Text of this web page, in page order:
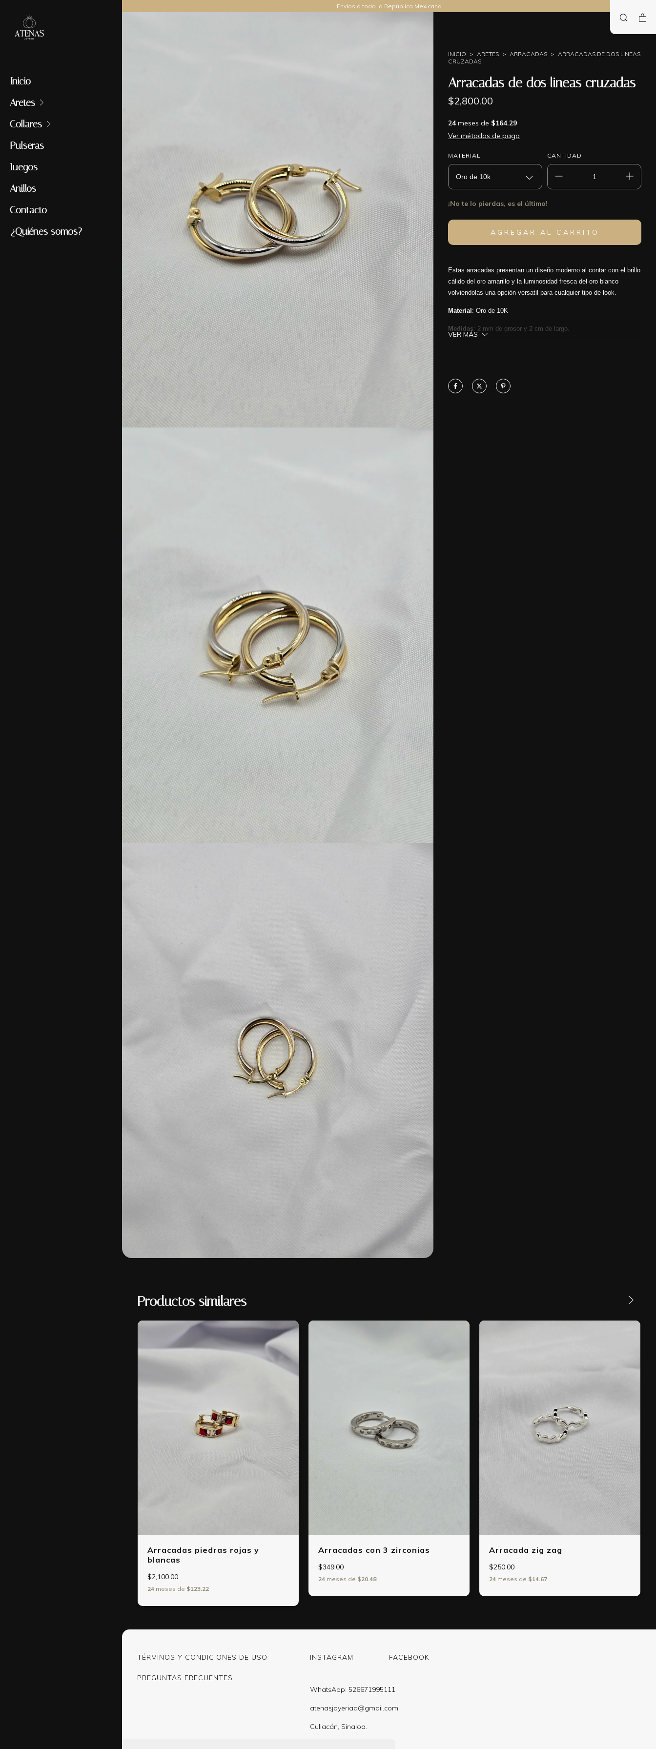
Inicio
Aretes
Collares
Pulseras
Juegos
Anillos
Contacto
¿Quiénes somos?
Envíos a toda la República Mexicana
INICIO > ARETES > ARRACADAS > ARRACADAS DE DOS LINEAS
CRUZADAS
Arracadas de dos lineas cruzadas
$2,800.00
24meses de $164.29
Ver métodos de pago
MATERIAL CANTIDAD
¡No te lo pierdas, es el último!
Estas arracadas presentan un diseño moderno al contar con el brillo
cálido del oro amarillo y la luminosidad fresca del oro blanco
volviendolas una opción versatil para cualquier tipo de look.
Material : Oro de 10K
Medidas: 2 mm de grosor y 2 cm de largo.
VER MÁS
Productos similares
Arracadas piedras rojas y
blancas
$2,100.00
24 meses de $123.22
Arracadas con 3 zirconias
$349.00
24 meses de $20.48
Arracada zig zag
$250.00
24 meses de $14.67
TÉRMINOS Y CONDICIONES DE USO
PREGUNTAS FRECUENTES
INSTAGRAM FACEBOOK
WhatsApp: 526671995111
atenasjoyeriaa@gmail.com
Culiacán, Sinaloa.